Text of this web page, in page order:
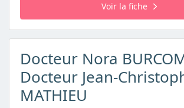
Voir la fiche
Docteur Nora
Docteur Jean-
MATHIEU